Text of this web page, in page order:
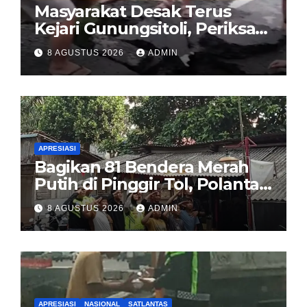
Masyarakat Desak Terus
Kejari Gunungsitoli, Periksa
dan Usut Tuntas Dugaan
Korupsi Proyek Jalan
Sirombu-Afulu (MYC) Senilai
Rp321 Miliar
8 AGUSTUS 2026 ADMIN
APRESIASI
Bagikan 81 Bendera Merah
Putih di Pinggir Tol, Polantas
Karib BSD Ajak Warga Miskin
Kibarkan Sang Saka
8 AGUSTUS 2026 ADMIN
APRESIASI NASIONAL SATLANTAS